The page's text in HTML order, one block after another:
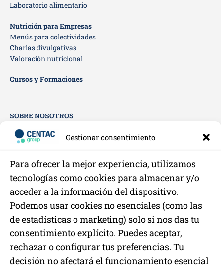
Gestionar consentimiento
Para ofrecer la mejor experiencia, utilizamos
tecnologías como cookies para almacenar y/o
acceder a la información del dispositivo.
Podemos usar cookies no esenciales (como las
de estadísticas o marketing) solo si nos das tu
consentimiento explícito. Puedes aceptar,
rechazar o configurar tus preferencias. Tu
decisión no afectará el funcionamiento esencial
Laboratorio alimentario
Nutrición para Empresas
Menús para colectividades
Charlas divulgativas
Valoración nutricional
Cursos y Formaciones
SOBRE NOSOTROS
Empresa
Quienes somos
Legal
Aviso legal
Política de cookies
Política de privacidad
© 2026 CENTAC Group
Todos los derechos reservados